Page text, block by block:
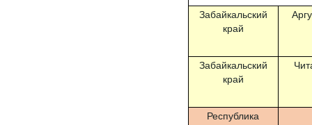
Забайкальский
край
Забайкальский
край
Республика